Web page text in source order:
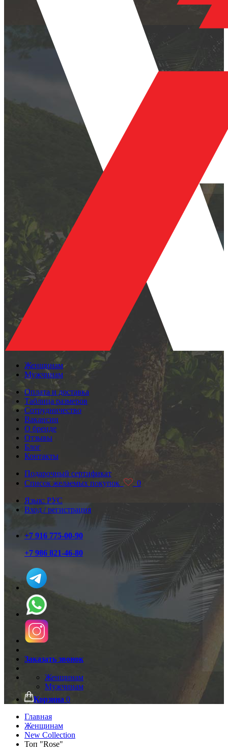
Женщинам
Мужчинам
Оплата и доставка
Таблица размеров
Сотрудничество
Вакансии
О бренде
Отзывы
Блог
Контакты
Подарочный сертификат
Список желаемых покупок
0
Язык: РУС
Вход / регистрация
+7 916 775-00-90
+7 986 821-46-80
Заказать звонок
Женщинам
Мужчинам
Корзина 0
Главная
Женщинам
New Collection
Топ "Rose"